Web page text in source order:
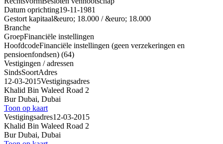
Datum oprichting19-11-1981
Gestort kapitaal&euro; 18.000 / &euro; 18.000
Branche
GroepFinanciële instellingen
HoofdcodeFinanciële instellingen (geen verzekeringen en
pensioenfondsen) (64)
Vestigingen / adressen
SindsSoortAdres
12-03-2015Vestigingsadres
Khalid Bin Waleed Road 2
Bur Dubai, Dubai
Toon op kaart
Vestigingsadres12-03-2015
Khalid Bin Waleed Road 2
Bur Dubai, Dubai